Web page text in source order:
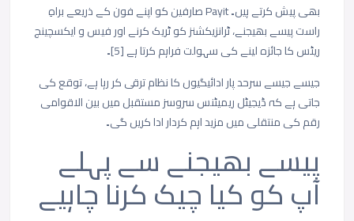
بھیپیشکرتےہیں۔Payit صارفینکواپنےفونکےذریعےبراہِ
راستپیسےبھیجنے،ٹرانزیکشنزکوٹریککرنےاورفیسوایکسچینج
ریٹسکاجائزہلینےکیسہولتفراہمکرتاہے[5] ۔
جیسےجیسےسرحدپارادائیگیوںکانظامترقیکررہاہے،توقعکی
جاتیہےکہڈیجیٹلریمیٹنسسروسزمستقبلمیںبینالاقوامی
رقمکیمنتقلیمیںمزیداہمکرداراداکریںگی۔
پیسےبھیجنےسےپہلے
آپکوکیاچیککرناچاہیے